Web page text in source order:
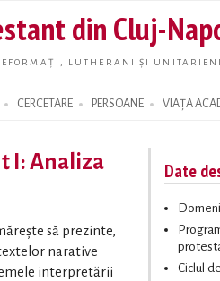
main
content
din Cluj-
LUTHERANI ȘI
CERCETARE PERSOANE VIAȚA
I: Analiza
să prezinte,
narative
interpretării
Date
Ciclul